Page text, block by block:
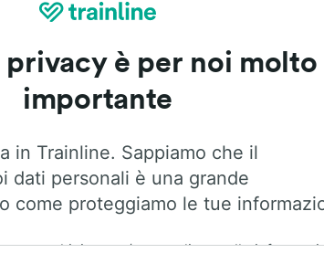
a bordo
a Lyon Jean Macé con
.
Accesso disabili Bagagli
privacy è per noi molto
importante
in Trainline. Sappiamo che il
dati personali è una grande
come proteggiamo le tue
archiviamo e/o accediamo alle